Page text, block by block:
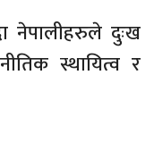
नेपालीहरुले दुःख
स्थायित्व र